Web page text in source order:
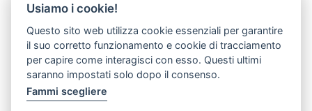
P. I. 05913670484 | C. F. 94164020482
(abilitato alla ricezione di soli messaggi di posta elettronica certificata)
Usiamo i cookie!
Questo sito web utilizza cookie essenziali per garantire
il suo corretto funzionamento e cookie di tracciamento
per capire come interagisci con esso. Questi ultimi
saranno impostati solo dopo il consenso.
Fammi scegliere